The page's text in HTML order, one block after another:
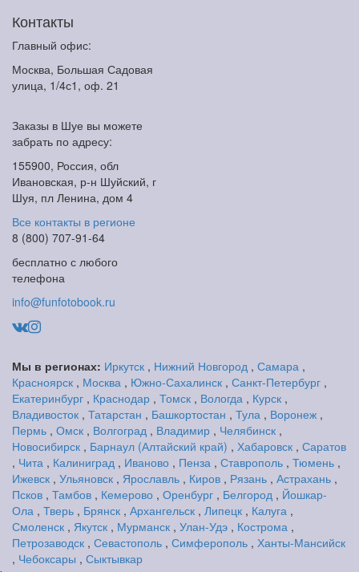
Контакты
Главный офис:
Москва, Большая Садовая
улица, 1/4с1, оф. 21
Заказы в Шуе вы можете
забрать по адресу:
155900, Россия, обл
Ивановская, р-н Шуйский, г
Шуя, пл Ленина, дом 4
Все контакты в регионе
8 (800) 707-91-64
бесплатно с любого
телефона
info@funfotobook.ru
Мы в регионах: Иркутск , Нижний Новгород , Самара ,
Красноярск , Москва , Южно-Сахалинск , Санкт-Петербург ,
Екатеринбург , Краснодар , Томск , Вологда , Курск ,
Владивосток , Татарстан , Башкортостан , Тула , Воронеж ,
Пермь , Омск , Волгоград , Владимир , Челябинск ,
Новосибирск , Барнаул (Алтайский край) , Хабаровск , Саратов
, Чита , Калиниград , Иваново , Пенза , Ставрополь , Тюмень ,
Ижевск , Ульяновск , Ярославль , Киров , Рязань , Астрахань ,
Псков , Тамбов , Кемерово , Оренбург , Белгород , Йошкар-
Ола , Тверь , Брянск , Архангельск , Липецк , Калуга ,
Смоленск , Якутск , Мурманск , Улан-Удэ , Кострома ,
Петрозаводск , Севастополь , Симферополь , Ханты-Мансийск
, Чебоксары , Сыктывкар